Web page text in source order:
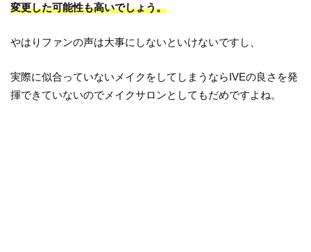
変更した可能性も高いでしょう。
やはりファンの声は大事にしないといけないですし、
実際に似合っていないメイクをしてしまうならIVEの良さを発
揮できていないのでメイクサロンとしてもだめですよね。